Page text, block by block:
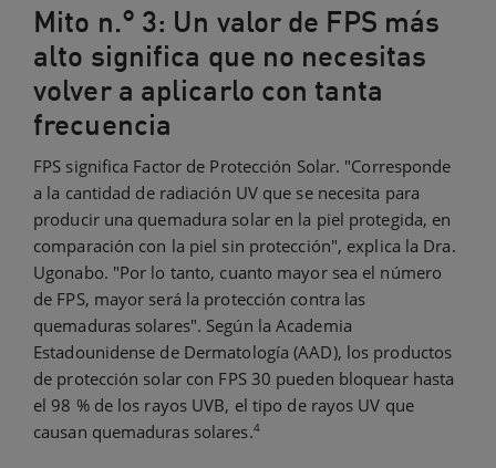
Mito n.° 3: Un valor de FPS más
alto significa que no necesitas
volver a aplicarlo con tanta
frecuencia
FPS significa Factor de Protección Solar. "Corresponde
a la cantidad de radiación UV que se necesita para
producir una quemadura solar en la piel protegida, en
comparación con la piel sin protección", explica la Dra.
Ugonabo. "Por lo tanto, cuanto mayor sea el número
de FPS, mayor será la protección contra las
quemaduras solares". Según la Academia
Estadounidense de Dermatología (AAD), los productos
de protección solar con FPS 30 pueden bloquear hasta
el 98 % de los rayos UVB, el tipo de rayos UV que
causan quemaduras solares.4